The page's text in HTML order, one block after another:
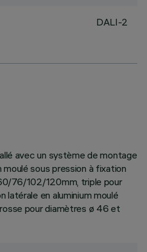
DALI-2
avec un système de montage
sous pression à fixation
76/102/120mm, triple pour
latérale en aluminium moulé
pour diamètres ø 46 et